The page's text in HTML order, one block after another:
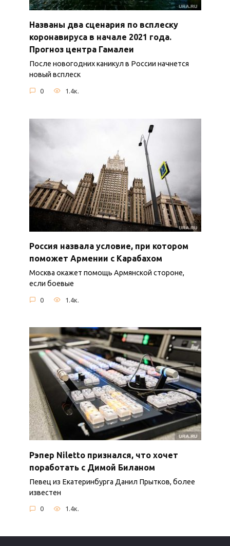
Названы два сценария по всплеску
коронавируса в начале 2021 года.
Прогноз центра Гамалеи
После новогодних каникул в России начнется
новый всплеск
0 1.4к.
Россия назвала условие, при котором
поможет Армении с Карабахом
Москва окажет помощь Армянской стороне,
если боевые
0 1.4к.
Рэпер Niletto признался, что хочет
поработать с Димой Биланом
Певец из Екатеринбурга Данил Прытков, более
известен
0 1.4к.